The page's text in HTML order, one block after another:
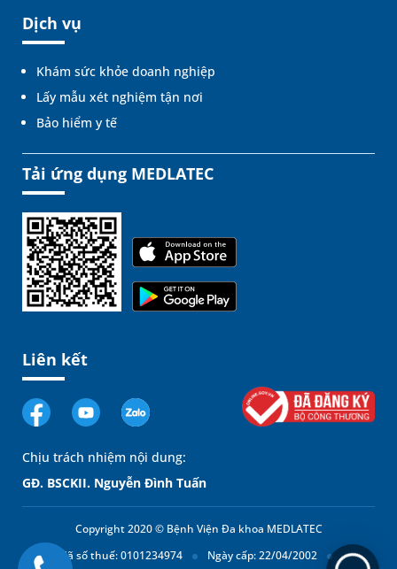
Dịch vụ
Khám sức khỏe doanh nghiệp
Lấy mẫu xét nghiệm tận nơi
Bảo hiểm y tế
Tải ứng dụng MEDLATEC
Liên kết
Chịu trách nhiệm nội dung:
GĐ. BSCKII. Nguyễn Đình Tuấn
Copyright 2020 © Bệnh Viện Đa khoa MEDLATEC
Mã số thuế: 0101234974
Ngày cấp: 22/04/2002